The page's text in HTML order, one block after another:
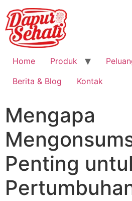
Home Produk
Berita & Blog
Kontak
Mengapa
Penting